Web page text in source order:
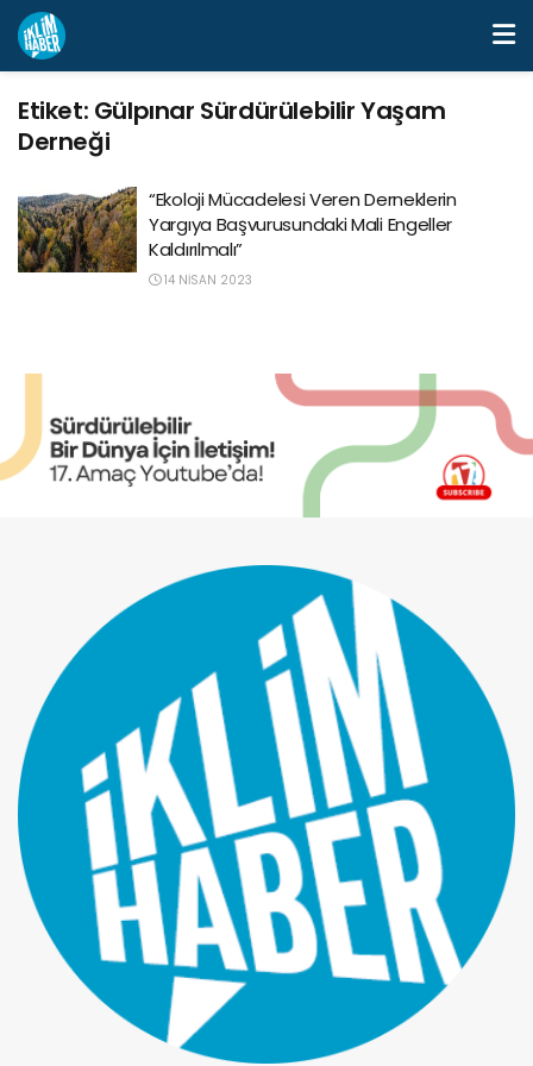
Etiket: Gülpınar Sürdürülebilir Yaşam
Derneği
“Ekoloji Mücadelesi Veren Derneklerin
Yargıya Başvurusundaki Mali Engeller
Kaldırılmalı”
14 NISAN 2023